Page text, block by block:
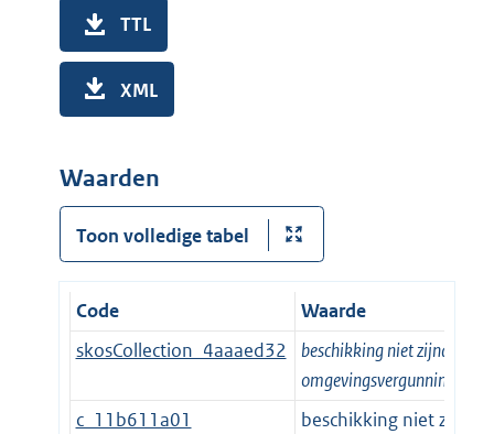
TTL
XML
Waarden
Toon volledige tabel
Code
Waarde
skosCollection_4aaaed32
beschikking niet zijnde
omgevingsvergunning
c_11b611a01
beschikking niet zijnde